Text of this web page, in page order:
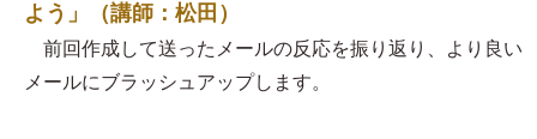
よう」（講師：松田）
前回作成して送ったメールの反応を振り返り、より良い
メールにブラッシュアップします。